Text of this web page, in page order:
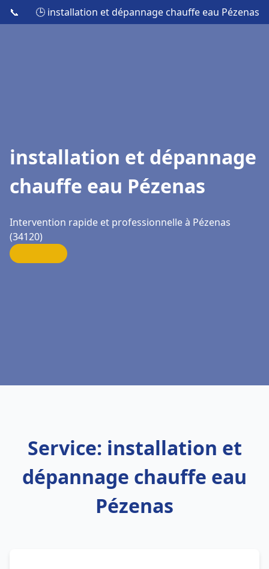
📞 🕒 installation et dépannage chauffe eau Pézenas
installation et dépannage
chauffe eau Pézenas
Intervention rapide et professionnelle à Pézenas
(34120)
Service: installation et
dépannage chauffe eau
Pézenas